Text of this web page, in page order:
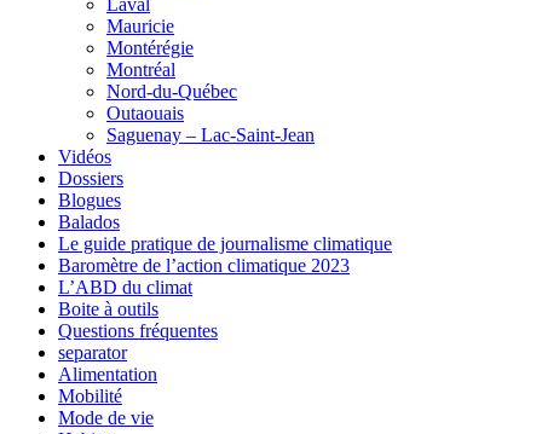
Mauricie
Montérégie
Montréal
Nord-du-Québec
Outaouais
Saguenay – Lac-Saint-Jean
Vidéos
Dossiers
Blogues
Balados
Le guide pratique de journalisme climatique
Baromètre de l’action climatique 2023
L’ABD du climat
Boite à outils
Questions fréquentes
separator
Alimentation
Mobilité
Mode de vie